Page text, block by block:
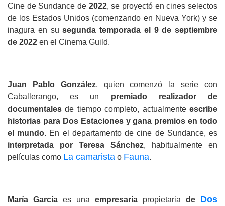
Cine de Sundance de 2022, se proyectó en cines selectos
de los Estados Unidos (comenzando en Nueva York) y se
inagura en su segunda temporada el 9 de septiembre
de 2022 en el Cinema Guild.
Juan Pablo González, quien comenzó la serie con
Caballerango, es un premiado realizador de
documentales de tiempo completo, actualmente escribe
historias para Dos Estaciones y gana premios en todo
el mundo
interpretada por Teresa Sánchez, habitualmente en
películas como La camarista o Fauna.
María García es una empresaria propietaria de Dos